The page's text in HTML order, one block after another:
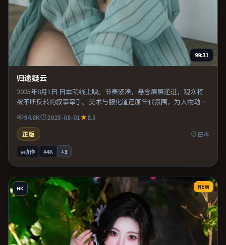
99:31
归途疑云
2025年8月1日 日本院线上映。节奏紧凑，悬念层层递进，观众将
被不断反转的叙事牵引。美术与服化道还原年代氛围，为人物动机
提供可信支撑。推荐给偏爱群像戏与命运母题的影迷。
94.8K 2025-08-01
8.5
正版
日本
#动作 #4K +3
HK NEW